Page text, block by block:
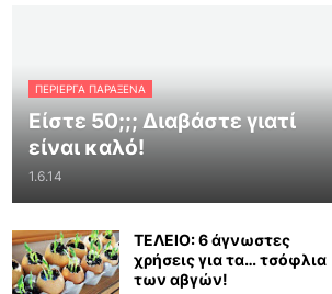
ΠΕΡΊΕΡΓΑ ΠΑΡΆΞΕΝΑ
Είστε 50;;; Διαβάστε γιατί
είναι καλό!
1.6.14
ΤΕΛΕΙΟ: 6 άγνωστες
χρήσεις για τα… τσόφλια
των αβγών!